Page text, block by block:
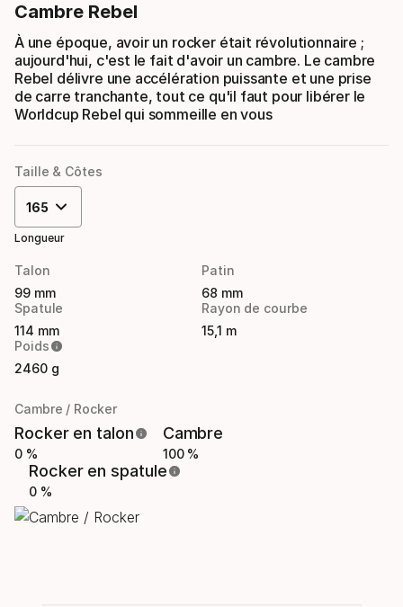
Cambre Rebel
À une époque, avoir un rocker était révolutionnaire ;
aujourd'hui, c'est le fait d'avoir un cambre. Le cambre
Rebel délivre une accélération puissante et une prise
de carre tranchante, tout ce qu'il faut pour libérer le
Worldcup Rebel qui sommeille en vous
Taille & Côtes
165
Longueur
Talon
99 mm
Patin
68 mm
Spatule
114 mm
Rayon de courbe
15,1 m
Poids
2460 g
Cambre / Rocker
Rocker en talon
0 %
Cambre
100 %
Rocker en spatule
0 %